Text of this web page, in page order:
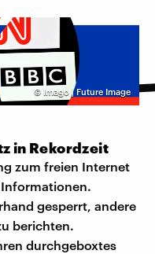
© Imago | Future Image
in Rekordzeit
zum freien Internet
gesperrt, andere
berichten.
durchgeboxtes